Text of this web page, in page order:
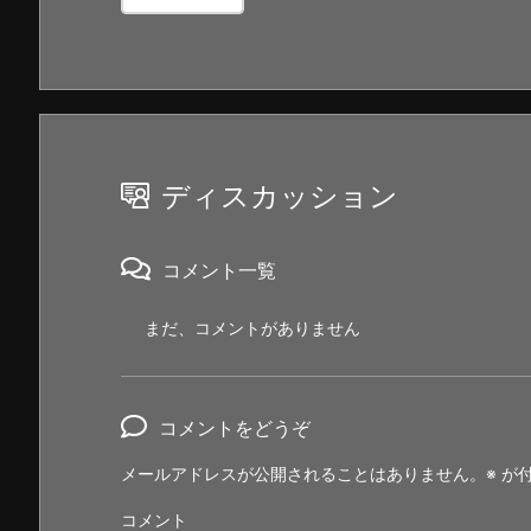
ディスカッション
コメント一覧
まだ、コメントがありません
コメントをどうぞ
メールアドレスが公開されることはありません。 ※ が
コメント